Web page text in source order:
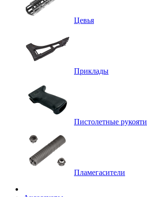
Цевья
Приклады
Пистолетные рукояти
Пламегасители